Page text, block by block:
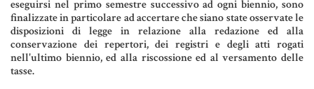
Materiale Giuridico
CODICE CIVILE
eseguirsi nel primo semestre successivo ad ogni biennio, sono
finalizzate in particolare ad accertare che siano state osservate le
disposizioni di legge in relazione alla redazione ed alla
conservazione dei repertori, dei registri e degli atti rogati
nell'ultimo biennio, ed alla riscossione ed al versamento delle
tasse.